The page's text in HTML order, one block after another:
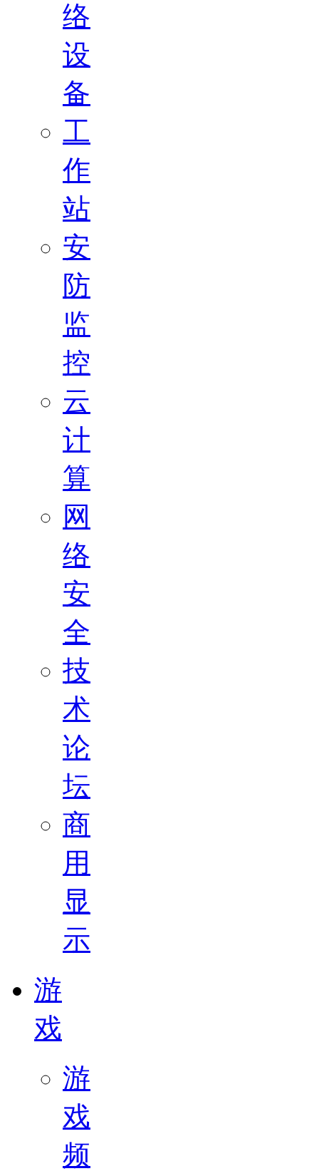
络
设
备
工
作
站
安
防
监
控
云
计
算
网
络
安
全
技
术
论
坛
商
用
显
示
游
戏
游
戏
频